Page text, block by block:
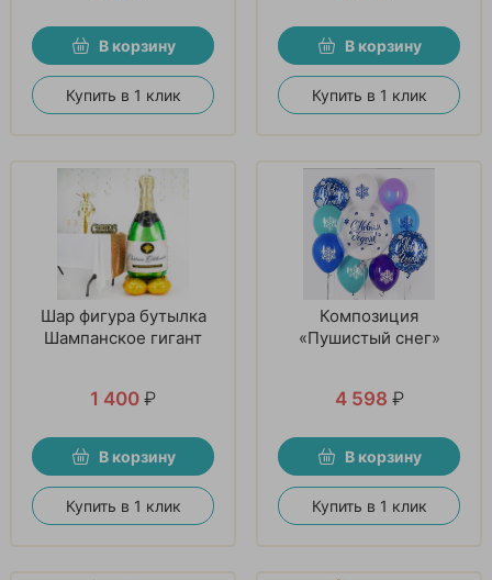
В корзину
Купить в 1 клик
В корзину
Купить в 1 клик
Шар фигура бутылка
Шампанское гигант
1 400 ₽
В корзину
Купить в 1 клик
Композиция
«Пушистый снег»
4 598 ₽
В корзину
Купить в 1 клик